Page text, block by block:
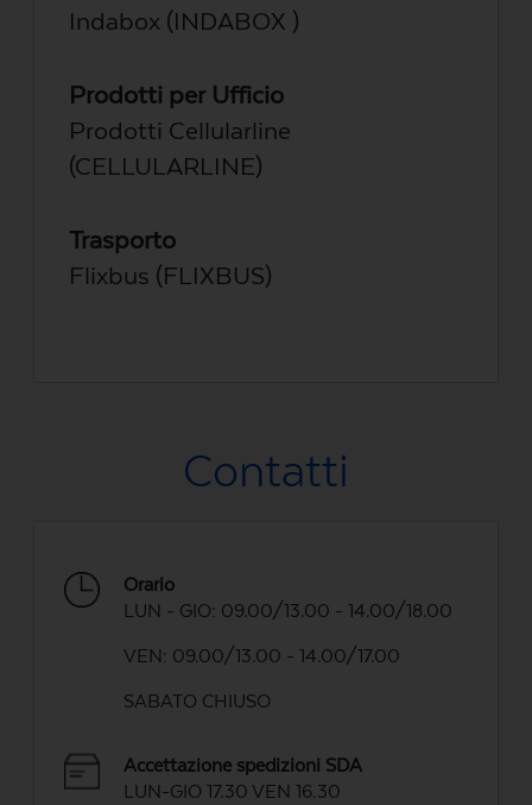
Indabox (INDABOX )
Prodotti per Ufficio
Prodotti Cellularline
(CELLULARLINE)
Trasporto
Flixbus (FLIXBUS)
Contatti
Orario
LUN - GIO: 09.00/13.00 - 14.00/18.00
VEN: 09.00/13.00 - 14.00/17.00
SABATO CHIUSO
Accettazione spedizioni SDA
LUN-GIO 17.30 VEN 16.30